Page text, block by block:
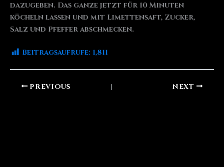
dazugeben. Das ganze jetzt für 10 Minuten
köcheln lassen und mit Limettensaft, Zucker,
Salz und Pfeffer abschmecken.
Beitragsaufrufe: 1,811
PREVIOUS NEXT